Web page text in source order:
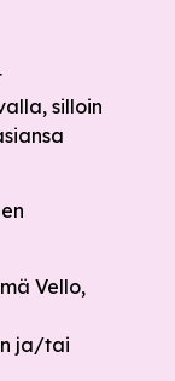
silloin
Vello,
ja/tai